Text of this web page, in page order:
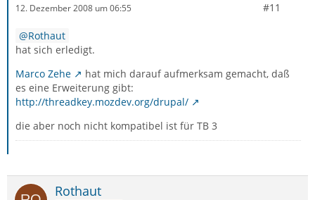
12. Dezember 2008 um 06:55 #11
Rothaut
hat sich erledigt.
Marco Zehe
hat mich darauf aufmerksam gemacht, daß
es eine Erweiterung gibt:
http://threadkey.mozdev.org/drupal/
die aber noch nicht kompatibel ist für TB 3
Rothaut